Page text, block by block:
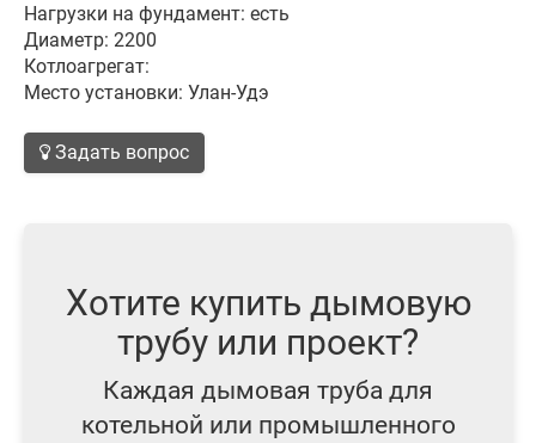
Нагрузки на фундамент: есть
Диаметр: 2200
Котлоагрегат:
Место установки: Улан-Удэ
Задать вопрос
Хотите купить дымовую
трубу или проект?
Каждая дымовая труба для
котельной или промышленного